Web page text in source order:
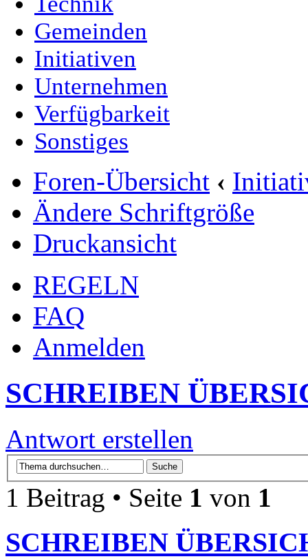
Gemeinden
Initiativen
Unternehmen
Verfügbarkeit
Sonstiges
Foren-Übersicht ‹
Ändere Schriftgröße
Druckansicht
REGELN
FAQ
Anmelden
SCHREIBEN
Antwort erstellen
1 Beitrag • Seite 1 von 1
SCHREIBEN